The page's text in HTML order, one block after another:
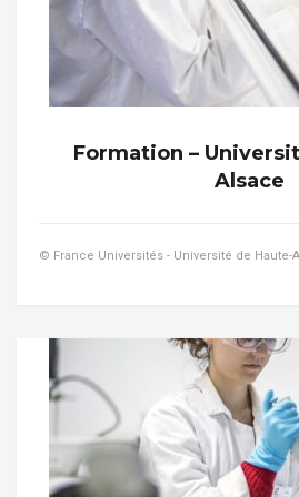
Formation –
Alsace
© France Universités - Université de Haute-